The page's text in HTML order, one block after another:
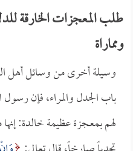
طلب المعجزات الخارقة
ومماراة
وسيلة أخرى من وسائل أهل
باب الجدل والمراء، فإن
لهم بمعجزة عظيمة خالدة: